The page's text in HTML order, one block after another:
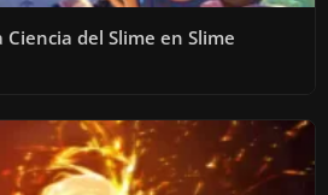
del Slime en Slime